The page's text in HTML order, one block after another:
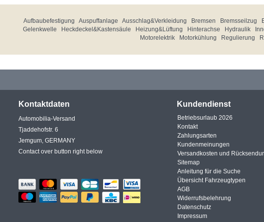
Aufbaubefestigung Auspuffanlage Ausschlag&Verkleidung Bremsen Bremsseilzug
Gelenkwelle
Heckdeckel&Kastensäule Heizung&Lüftung Hinterachse Hydraulik
Motorelektrik
Motorkühlung Regulierung
Kontaktdaten
Automobilia-Versand
Tjaddehofstr. 6
Jemgum, GERMANY
Contact over button right below
Kundendienst
Betriebsurlaub 2026
Kontakt
Zahlungsarten
Kundenmeinungen
Versandkosten und
Sitemap
Anleitung für die Suche
Übersicht Fahrzeugtypen
AGB
Widerrufsbelehrung
Datenschutz
Impressum